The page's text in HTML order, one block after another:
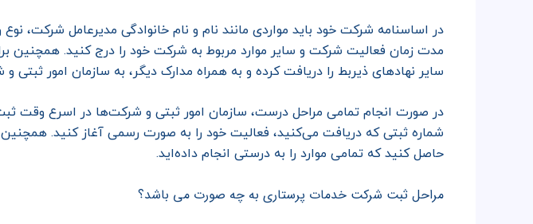
در اساسنامه شرکت خود باید مواردی مانند نام و نام خانوادگی مدیرعامل شرکت،
مدت زمان فعالیت شرکت و سایر موارد مربوط به شرکت خود را درج کنید. همچنین
سایر نهادهای ذیربط را دریافت کرده و به همراه مدارک دیگر، به سازمان امور ثبتی
در صورت انجام تمامی مراحل درست، سازمان امور ثبتی و شرکت‌ها در اسرع وقت
شماره ثبتی که دریافت می‌کنید، فعالیت خود را به صورت رسمی آغاز کنید. همچنین
حاصل کنید که تمامی موارد را به درستی انجام داده‌اید.
مراحل ثبت شرکت خدمات پرستاری به چه صورت می باشد؟